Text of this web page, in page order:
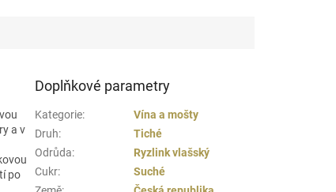
a v
po
Doplňkové parametry
Kategorie:
Vína a mošty
Druh:
Tiché
Odrůda:
Ryzlink vlašský
Cukr:
Suché